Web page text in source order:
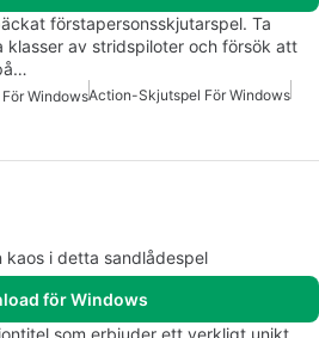
förstapersonsskjutarspel. Ta
klasser av stridspiloter och försök att
WindowsAction-Skjutspel För Windows
kaos i detta sandlådespel
för Windows
som erbjuder ett verkligt unikt